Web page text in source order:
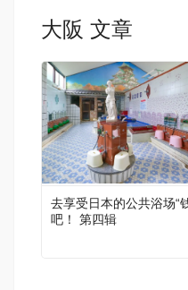
大阪 文章
去享受日本的公共浴场“
吧！ 第四辑